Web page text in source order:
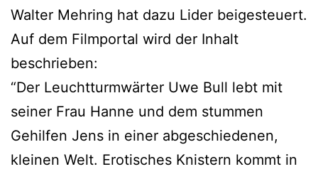
Walter Mehring hat dazu Lider beigesteuert.
Auf dem Filmportal wird der Inhalt
beschrieben:
“Der Leuchtturmwärter Uwe Bull lebt mit
seiner Frau Hanne und dem stummen
Gehilfen Jens in einer abgeschiedenen,
kleinen Welt. Erotisches Knistern kommt in